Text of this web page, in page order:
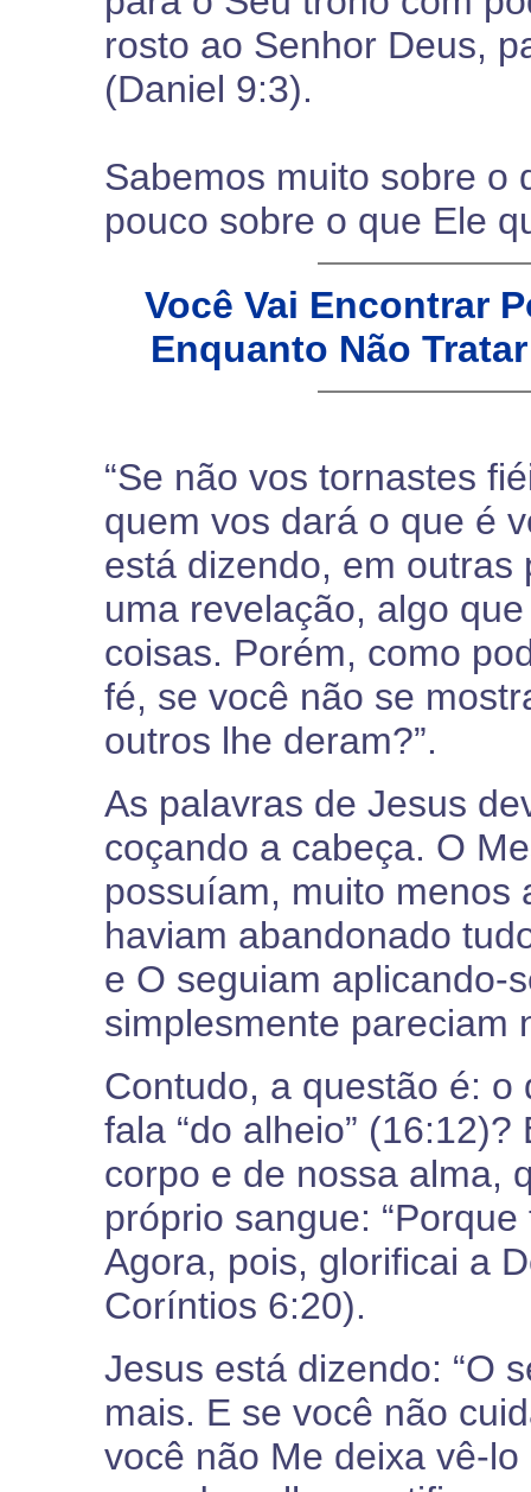
rosto ao Senhor Deus,
(Daniel 9:3).
Sabemos muito sobre o
pouco sobre o que Ele
Você Vai Encontrar
Enquanto Não
“Se não vos tornastes
quem vos dará o que é
está dizendo, em outras
uma revelação, algo
coisas. Porém, como
fé, se você não se
outros lhe deram?”.
As palavras de Jesus
coçando a cabeça. O
possuíam, muito menos
haviam abandonado
e O seguiam aplicando-
simplesmente pareciam
Contudo, a questão é:
fala “do alheio”
corpo e de nossa alma,
próprio sangue:
Agora, pois, glorificai a
Coríntios 6:20).
Jesus está dizendo: “O
mais. E se você não
você não Me deixa vê-